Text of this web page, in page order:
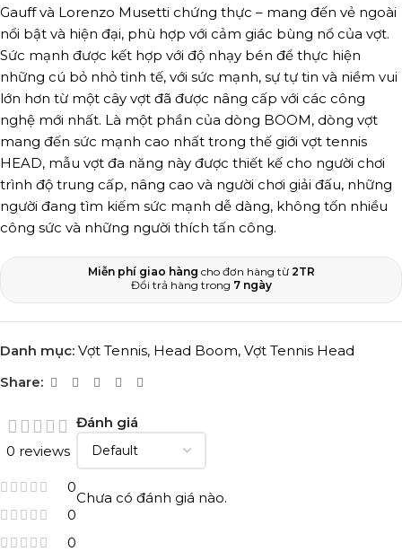
Gauff và Lorenzo Musetti chứng thực – mang đến vẻ ngoài
nổi bật và hiện đại, phù hợp với cảm giác bùng nổ của vợt.
Sức mạnh được kết hợp với độ nhạy bén để thực hiện
những cú bỏ nhỏ tinh tế, với sức mạnh, sự tự tin và niềm vui
lớn hơn từ một cây vợt đã được nâng cấp với các công
nghệ mới nhất. Là một phần của dòng BOOM, dòng vợt
mang đến sức mạnh cao nhất trong thế giới vợt tennis
HEAD, mẫu vợt đa năng này được thiết kế cho người chơi
trình độ trung cấp, nâng cao và người chơi giải đấu, những
người đang tìm kiếm sức mạnh dễ dàng, không tốn nhiều
công sức và những người thích tấn công.
Miễn phí giao hàng cho đơn hàng từ 2TR
Đổi trả hàng trong 7 ngày
Danh mục: Vợt Tennis, Head Boom, Vợt Tennis Head
Share:
0 reviews
0
0
0
Đánh giá
Chưa có đánh giá nào.